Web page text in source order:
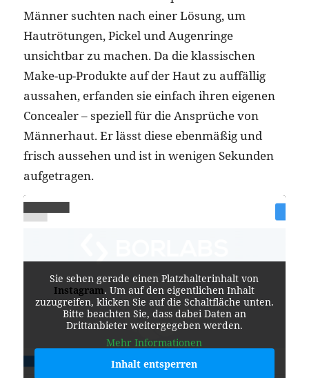
Männer suchten nach einer Lösung, um
Hautrötungen, Pickel und Augenringe
unsichtbar zu machen. Da die klassischen
Make-up-Produkte auf der Haut zu auffällig
aussahen, erfanden sie einfach ihren eigenen
Concealer – speziell für die Ansprüche von
Männerhaut. Er lässt diese ebenmäßig und
frisch aussehen und ist in wenigen Sekunden
aufgetragen.
Sie sehen gerade einen Platzhalterinhalt von
Instagram. Um auf den eigentlichen Inhalt
zuzugreifen, klicken Sie auf die Schaltfläche unten.
Bitte beachten Sie, dass dabei Daten an
Drittanbieter weitergegeben werden.
Mehr Informationen
Inhalt entsperren